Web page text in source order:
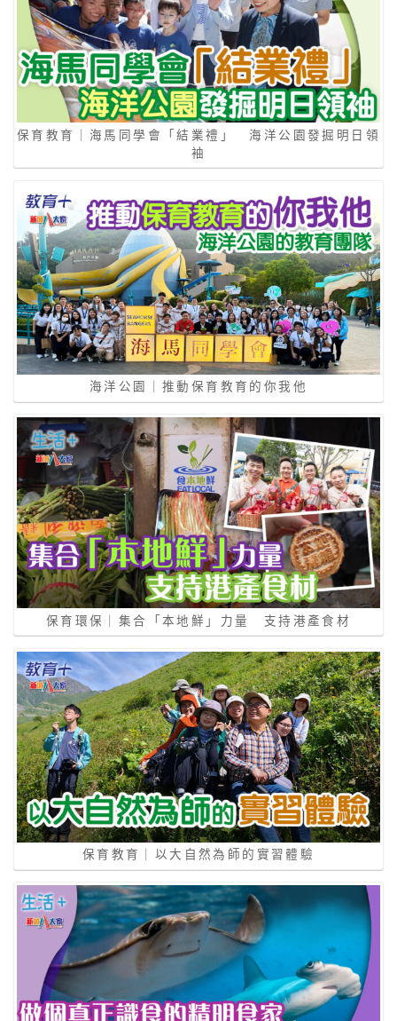
保育教育｜海馬同學會「結業禮」 海洋公園發掘明日領
袖
海洋公園｜推動保育教育的你我他
保育環保｜集合「本地鮮」力量 支持港產食材
保育教育｜以大自然為師的實習體驗